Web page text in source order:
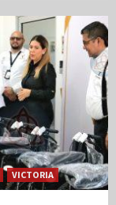
VICTORIA